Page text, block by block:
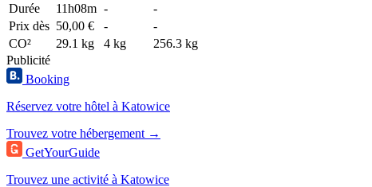
Durée
11h08m -
-
Prix dès 50,00 € -
-
CO²
29.1 kg 4 kg
256.3 kg
Publicité
Booking
Réservez votre hôtel à Katowice
Trouvez votre hébergement →
GetYourGuide
Trouvez une activité à Katowice